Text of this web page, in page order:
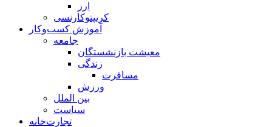
ارز
کریپتوکارنسی
آموزش کسب‌وکار
جامعه
معیشت بازنشستگان
زندگی
مسافرت
ورزش
بین الملل
سیاست
تجارت‌خانه